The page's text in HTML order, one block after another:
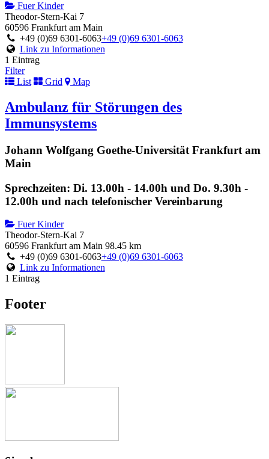
Fuer Kinder
Theodor-Stern-Kai 7
60596 Frankfurt am Main
+49 (0)69 6301-6063+49 (0)69 6301-6063
Link zu Informationen
1 Eintrag
Filter
List
Grid Map
Ambulanz für Störungen des
Immunsystems
Johann Wolfgang Goethe-Universität Frankfurt am
Main
Sprechzeiten: Di. 13.00h - 14.00h und Do. 9.30h -
12.00h und nach telefonischer Vereinbarung
Fuer Kinder
Theodor-Stern-Kai 7
60596 Frankfurt am Main 98.45 km
+49 (0)69 6301-6063+49 (0)69 6301-6063
Link zu Informationen
1 Eintrag
Footer